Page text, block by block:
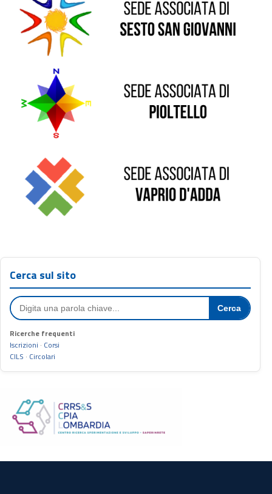
Sede di Pioltello
Sede di Vaprio D'Adda
Cerca sul sito
Cerca
Ricerche frequenti
Iscrizioni · Corsi
CILS · Circolari